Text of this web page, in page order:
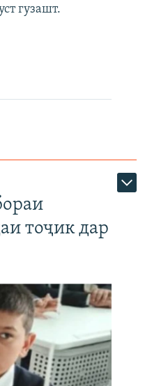
гузашт.
тоҷик дар